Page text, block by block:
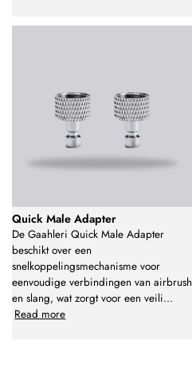
Quick Male Adapter
De Gaahleri Quick Male Adapter
beschikt over een
snelkoppelingsmechanisme voor
eenvoudige verbindingen van airbrush
en slang, wat zorgt voor een veili...
Read more